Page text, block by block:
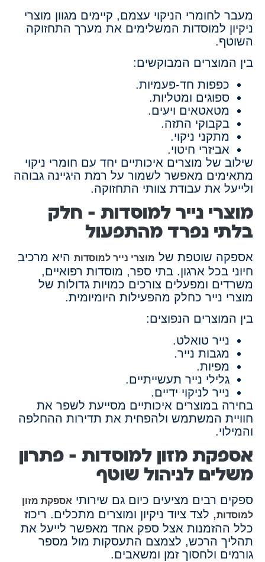
מעבר לחומרי הניקוי עצמם, קיימים מגוון מוצרי
ניקיון למוסדות המשלימים את מערך התחזוקה
השוטף.
בין המוצרים המבוקשים:
כפפות חד-פעמיות.
ספוגים ומטליות.
מטאטאים ויעים.
בקבוקי התזה.
מתקני ניקוי.
אביזרי חיטוי.
שילוב של מוצרים איכותיים יחד עם חומרי ניקוי
מתאימים מאפשר לשמור על רמת היגיינה גבוהה
ולייעל את עבודת צוותי התחזוקה.
מוצרי נייר למוסדות – חלק
בלתי נפרד מהתפעול
אספקה שוטפת של מוצרי נייר למוסדות היא מרכיב
חיוני בכל ארגון. בתי ספר, מוסדות רפואיים,
משרדים ומפעלים צורכים כמויות גדולות של
מוצרי נייר כחלק מהפעילות היומיומית.
בין המוצרים הנפוצים:
נייר טואלט.
מגבות נייר.
מפיות.
גלילי נייר תעשייתיים.
נייר לניקוי ידיים.
בחירה במוצרים איכותיים מסייעת לשפר את
חוויית המשתמש ולהפחית את תדירות ההחלפה
והמילוי.
אספקת מזון למוסדות – פתרון
משלים לניהול שוטף
ספקים רבים מציעים כיום גם שירותי אספקת מזון
למוסדות, לצד ציוד ניקיון ומוצרים מתכלים. ריכוז
כלל ההזמנות אצל ספק אחד מאפשר לייעל את
תהליך הרכש, לצמצם התעסקות מול מספר
גורמים ולחסוך זמן ומשאבים.